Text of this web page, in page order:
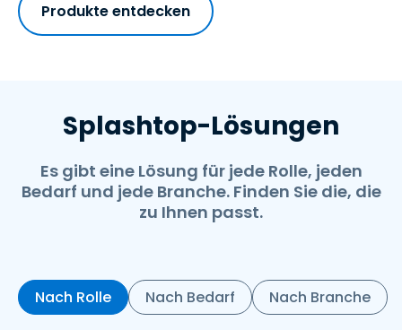
Produkte entdecken
Splashtop-Lösungen
Es gibt eine Lösung für jede Rolle, jeden
Bedarf und jede Branche. Finden Sie die, die
zu Ihnen passt.
Nach Rolle Nach Bedarf Nach Branche